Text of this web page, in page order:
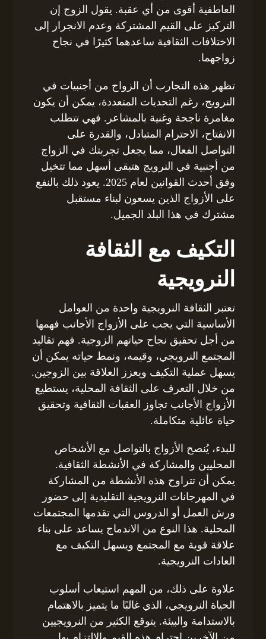
العاطفية أقوى من أي عقبة. يقول الزوج إن
التركيز على القيم المشتركة وعدم الانجرار إلى
الاختلافات الثقافية ساعدهما كثيرًا في نجاح
زواجهما.
تظهر هذه التجارب أن الزواج من أجنبيات في
النرويج، رغم التحديات المتعددة، يمكن أن يكون
مغامرة ناجحة وغنية بالمشاعر. فهي تتطلب
الانفتاح، الاحترام المتبادل، والقدرة على
التواصل الفعال، مما يجعل تجربتك في الزواج
من أجنبية في النرويج هتبقى أسهل مما تتخيل
وفق أحدث القوانين لعام 2025. يعود ذلك بالنفع
على الأزواج الذين يسعون لبناء مستقبل
مشترك في هذا البلد الجميل.
التكيف مع الثقافة
النرويجية
تعتبر الثقافة النرويجية واحدة من العوامل
الأساسية التي يجب على الأزواج الأجانب فهمها
من أجل تحقيق نجاح حياتهم الزوجية. فهم تقاليد
المجتمع النرويجي، وقيمه، ونمط حياته يمكن أن
يسهل عملية التكيف ويعزز العلاقة بين الزوجين.
من خلال التعرف على الثقافة المحلية، يستطيع
الأزواج الأجانب تجاوز العقبات الثقافية وتحقيق
حياة عائلية متكاملة.
للبدء، يُنصح الأزواج بالتواصل مع الأشخاص
المحليين والمشاركة في الأنشطة الثقافية.
يمكن أن تتراوح هذه الأنشطة من المشاركة
في المهرجانات النرويجية التقليدية إلى حضور
ورش العمل أو الدروس التي تقدمها المجتمعات
المحلية. هذا النوع من الاندماج يساعد على بناء
علاقة قوية مع المجتمع ويسهل التكيف مع
العادات النرويجية.
علاوة على ذلك، من المهم استيعاب أسلوب
الحياة النرويجي، الذي غالبًا ما يتميز بالاهتمام
بالاستدامة والبيئة. يتوقع الكثير من النرويجيين